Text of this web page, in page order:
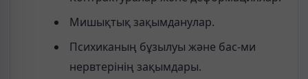
Мишықтық зақымданулар.
Психиканың бұзылуы және бас-ми
нервтерінің зақымдары.